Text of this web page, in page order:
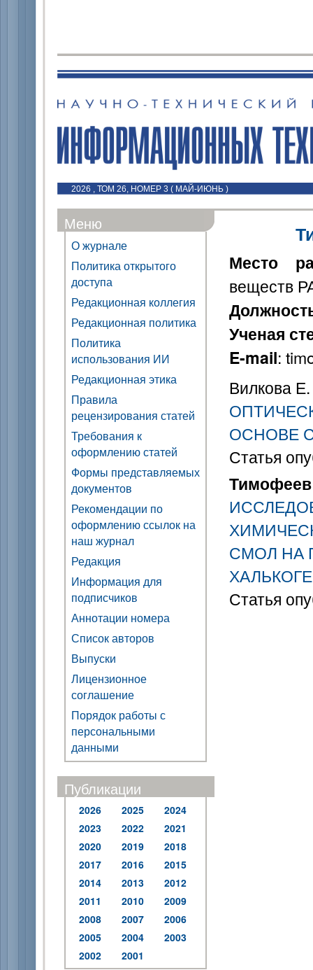
2026 , ТОМ 26, НОМЕР 3 ( МАЙ-ИЮНЬ )
Меню
О журнале
Политика открытого
доступа
Редакционная коллегия
Редакционная политика
Политика
использования ИИ
Редакционная этика
Правила
рецензирования статей
Требования к
оформлению статей
Формы представляемых
документов
Рекомендации по
оформлению ссылок на
наш журнал
Редакция
Информация для
подписчиков
Аннотации номера
Список авторов
Выпуски
Лицензионное
соглашение
Порядок работы с
персональными
данными
Публикации
2026 2025
2024
2023
2022
2021
2020
2019
2018
2017
2016
2015
2014
2013
2012
2011
2010
2009
2008
2007
2006
2005
2004
2003
2002
2001
Место
веществ
Ученая
E-mail:
Вилкова
ОСНОВЕ
Статья
СМОЛ НА
Статья